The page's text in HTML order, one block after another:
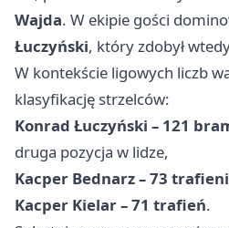
Wajda. W ekipie gości
Łuczyński, który zdobył
W kontekście ligowych liczb
klasyfikację strzelców:
Konrad Łuczyński – 121
druga pozycja w lidze,
Kacper Bednarz – 73
Kacper Kielar – 71 trafień.